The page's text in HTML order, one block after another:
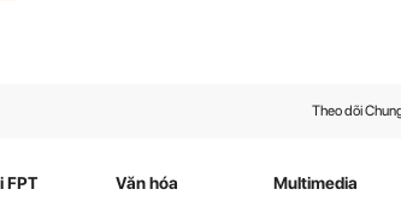
Theo dõi
FPT Văn hóa Multimedia